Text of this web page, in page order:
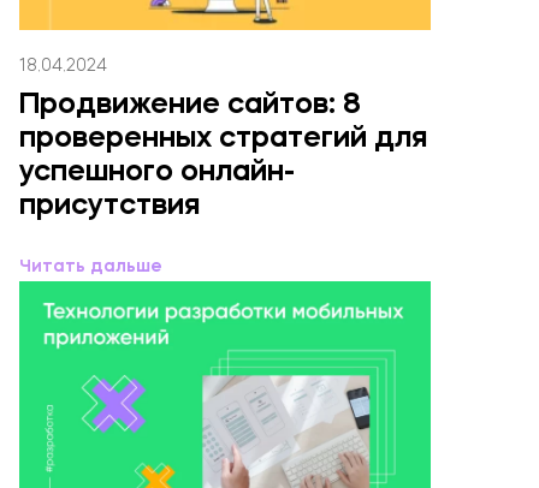
18.04.2024
Продвижение сайтов: 8
проверенных стратегий для
успешного онлайн-
присутствия
Читать дальше